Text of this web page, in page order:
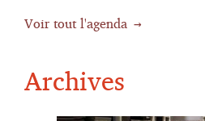
Voir tout l'agenda
Archives